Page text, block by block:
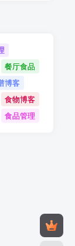
餐厅食品
博客
食物博客
食品管理